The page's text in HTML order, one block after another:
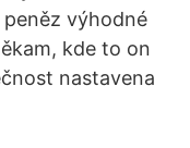
výhodné
kde to on
nastavena